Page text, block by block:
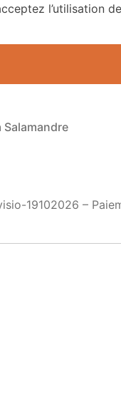
l’utilisation
Salamandre
19102026 –